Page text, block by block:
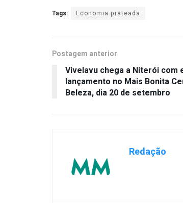
Tags: Economia prateada
Postagem anterior
Vivelavu chega a Niterói com
lançamento no Mais Bonita
Beleza, dia 20 de setembro
Redação